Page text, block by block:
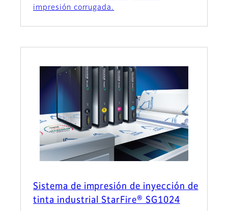
impresión corrugada.
Sistema de impresión de inyección de
tinta industrial StarFire® SG1024